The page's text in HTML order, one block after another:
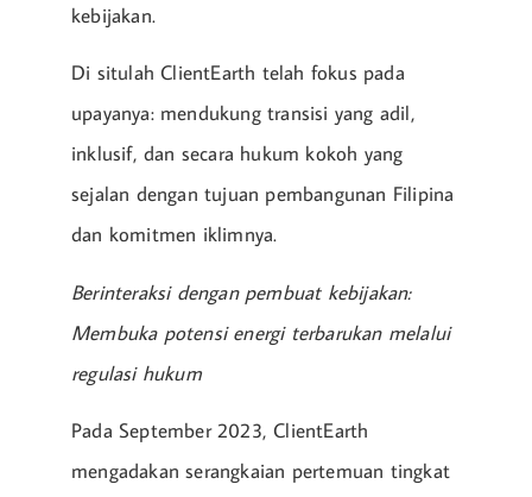
kebijakan.
Di situlah ClientEarth telah fokus pada
upayanya: mendukung transisi yang adil,
inklusif, dan secara hukum kokoh yang
sejalan dengan tujuan pembangunan Filipina
dan komitmen iklimnya.
Berinteraksi dengan pembuat kebijakan:
Membuka potensi energi terbarukan melalui
regulasi hukum
Pada September 2023, ClientEarth
mengadakan serangkaian pertemuan tingkat